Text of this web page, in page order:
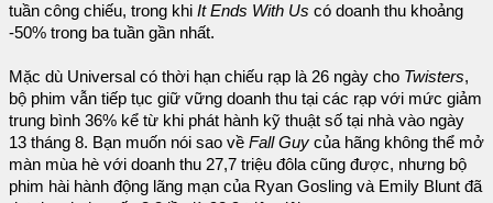
tuần công chiếu, trong khi It Ends With Us có doanh thu khoảng
-50% trong ba tuần gần nhất.
Mặc dù Universal có thời hạn chiếu rạp là 26 ngày cho Twisters,
bộ phim vẫn tiếp tục giữ vững doanh thu tại các rạp với mức giảm
trung bình 36% kể từ khi phát hành kỹ thuật số tại nhà vào ngày
13 tháng 8. Bạn muốn nói sao về Fall Guy của hãng không thể mở
màn mùa hè với doanh thu 27,7 triệu đôla cũng được, nhưng bộ
phim hài hành động lãng mạn của Ryan Gosling và Emily Blunt đã